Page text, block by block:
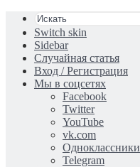
Switch skin
Sidebar
Случайная статья
Вход / Регистрация
Мы в соцсетях
Facebook
Twitter
YouTube
vk.com
Одноклассники
Telegram